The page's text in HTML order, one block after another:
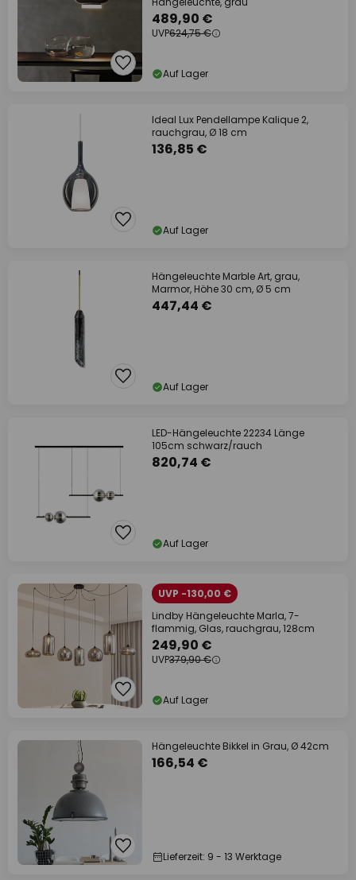
489,90 €
UVP624,75 €
Auf Lager
Ideal Lux Pendellampe Kalique 2,
rauchgrau, Ø 18 cm
136,85 €
Auf Lager
Hängeleuchte Marble Art, grau,
Marmor, Höhe 30 cm, Ø 5 cm
447,44 €
Auf Lager
LED-Hängeleuchte 22234 Länge
105cm schwarz/rauch
820,74 €
Auf Lager
UVP -130,00 €
Lindby Hängeleuchte Marla, 7-
flammig, Glas, rauchgrau, 128cm
249,90 €
UVP379,90 €
Auf Lager
Hängeleuchte Bikkel in Grau, Ø 42cm
166,54 €
Lieferzeit: 9 - 13 Werktage